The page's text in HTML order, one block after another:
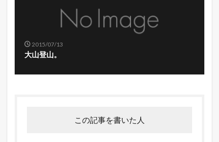
2015/07/13
大山登山。
この記事を書いた人